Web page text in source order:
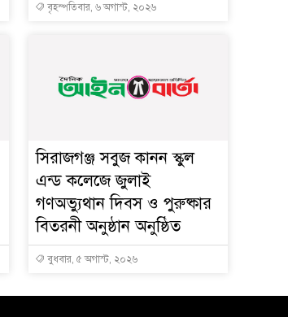
বৃহস্পতিবার, ৬ অগাস্ট, ২০২৬
সিরাজগঞ্জ সবুজ কানন স্কুল
এন্ড কলেজে জুলাই
গণঅভ্যুথান দিবস ও পুরুষ্কার
বিতরনী অনুষ্ঠান অনুষ্ঠিত
বুধবার, ৫ অগাস্ট, ২০২৬